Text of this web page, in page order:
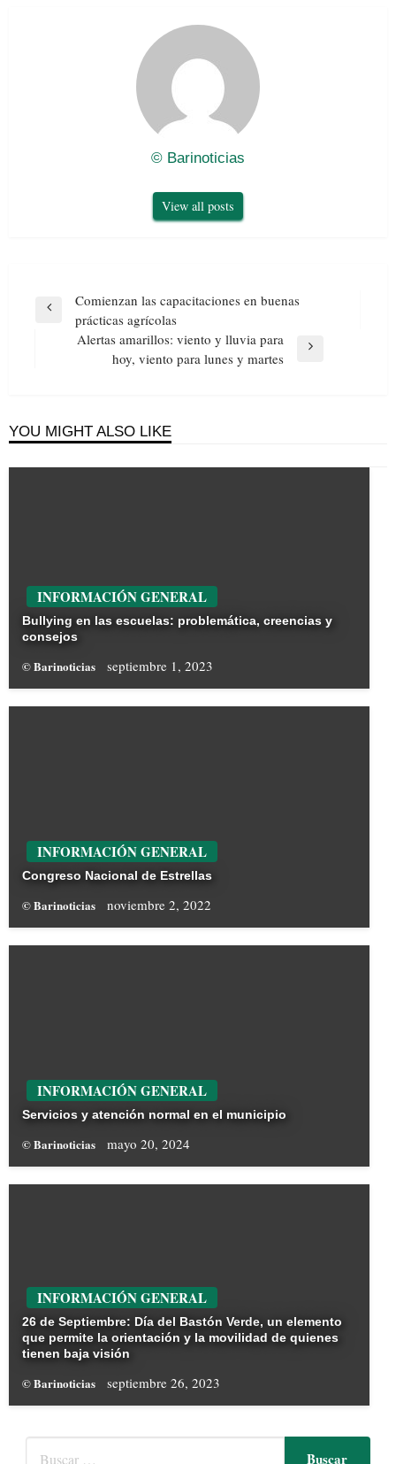
© Barinoticias
View all posts
Navegación
entradas
Previous
Comienzan las capacitaciones en buenas
prácticas agrícolas
Alertas amarillos: viento y lluvia para
hoy, viento para lunes y martes
YOU MIGHT ALSO LIKE
INFORMACIÓN GENERAL
Bullying en las escuelas: problemática, creencias y
consejos
© Barinoticias septiembre 1, 2023
INFORMACIÓN GENERAL
Congreso Nacional de Estrellas
© Barinoticias noviembre 2, 2022
INFORMACIÓN GENERAL
Servicios y atención normal en el municipio
© Barinoticias mayo 20, 2024
INFORMACIÓN GENERAL
26 de Septiembre: Día del Bastón Verde, un elemento
que permite la orientación y la movilidad de quienes
tienen baja visión
© Barinoticias septiembre 26, 2023